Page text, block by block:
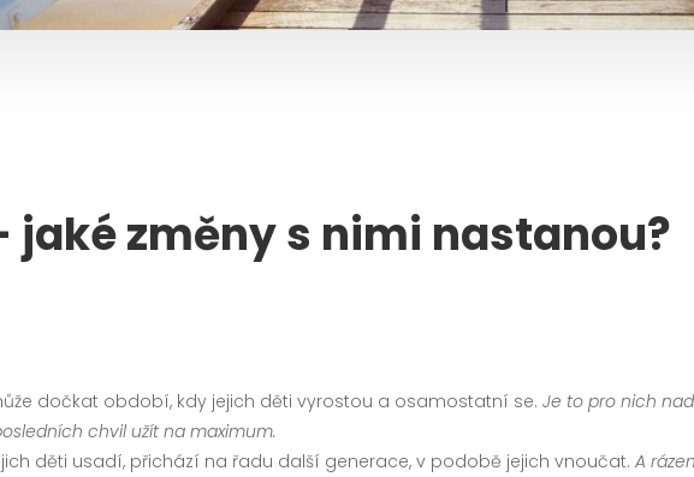
jaké změny s nimi nastanou?
dočkat období, kdy jejich děti vyrostou a osamostatní se. Je to pro nich
chvil užít na maximum.
děti usadí, přichází na řadu další generace, v podobě jejich vnoučat. A